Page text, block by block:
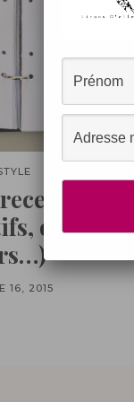
doutes,
16, 2015